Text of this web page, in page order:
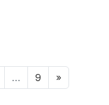
… 9 »